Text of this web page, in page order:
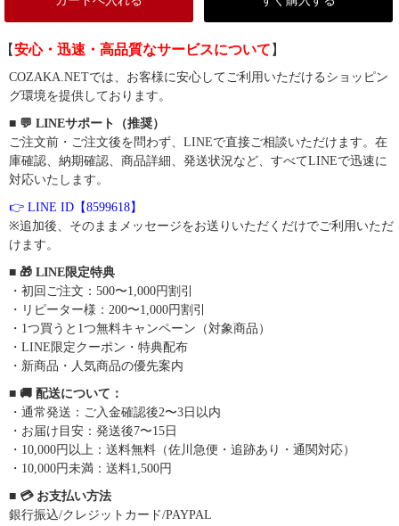
【安心・迅速・高品質なサービスについて 】
COZAKA.NETでは、お客様に安心してご利用いただけるショッピン
グ環境を提供しております。
■ 💬 LINEサポート（推奨）
ご注文前・ご注文後を問わず、LINEで直接ご相談いただけます。在
庫確認、納期確認、商品詳細、発送状況など、すべてLINEで迅速に
対応いたします。
👉 LINE ID【8599618】
※追加後、そのままメッセージをお送りいただくだけでご利用いただ
けます。
■ 🎁 LINE限定特典
・初回ご注文：500〜1,000円割引
・リピーター様：200〜1,000円割引
・1つ買うと1つ無料キャンペーン（対象商品）
・LINE限定クーポン・特典配布
・新商品・人気商品の優先案内
■ 🚚 配送について：
・通常発送：ご入金確認後2〜3日以内
・お届け目安：発送後7〜15日
・10,000円以上：送料無料（佐川急便・追跡あり・通関対応）
・10,000円未満：送料1,500円
■ 💳 お支払い方法
銀行振込/クレジットカード/PAYPAL